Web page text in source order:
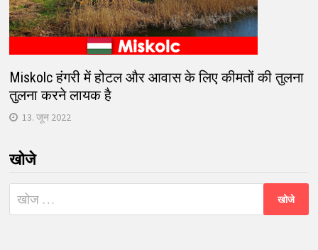
Miskolc हंगरी में होटल और आवास के लिए कीमतों की तुलना
तुलना करने लायक है
13. जून 2022
खोजे
निम्न
को